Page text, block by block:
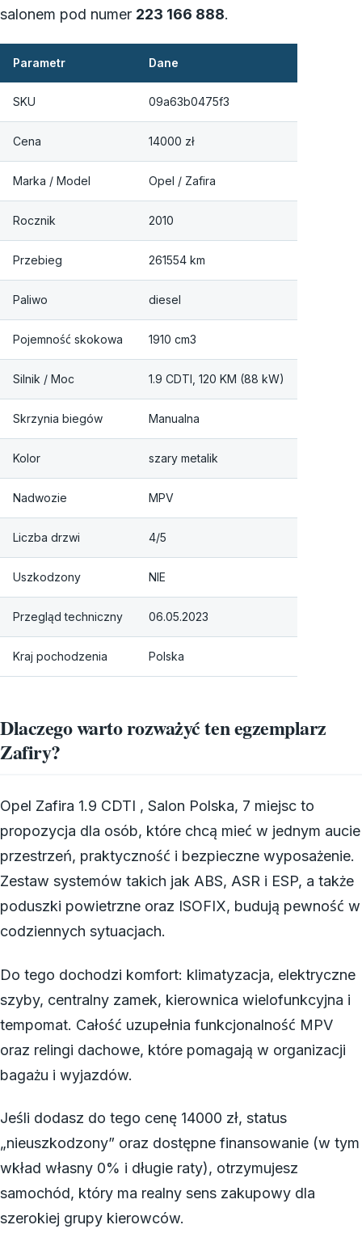
salonem pod numer 223 166 888.
Parametr Dane
SKU 09a63b0475f3
Cena 14000 zł
Marka / Model Opel / Zafira
Rocznik 2010
Przebieg 261554 km
Paliwo diesel
Pojemność skokowa 1910 cm3
Silnik / Moc 1.9 CDTI, 120 KM (88 kW)
Skrzynia biegów Manualna
Kolor szary metalik
Nadwozie MPV
Liczba drzwi 4/5
Uszkodzony NIE
Przegląd techniczny 06.05.2023
Kraj pochodzenia Polska
Dlaczego warto rozważyć ten egzemplarz
Zafiry?
Opel Zafira 1.9 CDTI , Salon Polska, 7 miejsc to
propozycja dla osób, które chcą mieć w jednym aucie
przestrzeń, praktyczność i bezpieczne wyposażenie.
Zestaw systemów takich jak ABS, ASR i ESP, a także
poduszki powietrzne oraz ISOFIX, budują pewność w
codziennych sytuacjach.
Do tego dochodzi komfort: klimatyzacja, elektryczne
szyby, centralny zamek, kierownica wielofunkcyjna i
tempomat. Całość uzupełnia funkcjonalność MPV
oraz relingi dachowe, które pomagają w organizacji
bagażu i wyjazdów.
Jeśli dodasz do tego cenę 14000 zł, status
„nieuszkodzony” oraz dostępne finansowanie (w tym
wkład własny 0% i długie raty), otrzymujesz
samochód, który ma realny sens zakupowy dla
szerokiej grupy kierowców.